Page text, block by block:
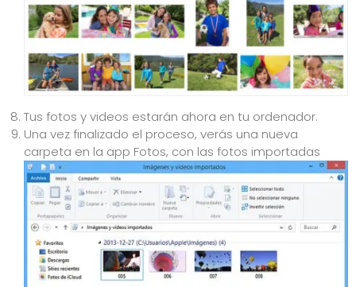
Tus fotos y videos estarán ahora en tu ordenador.
Una vez finalizado el proceso, verás una nueva
carpeta en la app Fotos, con las fotos importadas